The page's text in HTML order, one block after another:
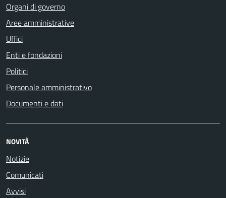
Organi di governo
Aree amministrative
Uffici
Enti e fondazioni
Politici
Personale amministrativo
Documenti e dati
NOVITÀ
Notizie
Comunicati
Avvisi